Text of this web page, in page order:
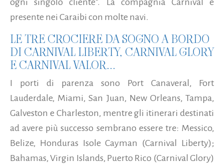
presente nei Caraibi con molte navi.
LE TRE CROCIERE DA SOGNO A BORDO
DI CARNIVAL LIBERTY, CARNIVAL GLORY
E CARNIVAL VALOR...
I porti di parenza sono Port Canaveral, Fort
Lauderdale, Miami, San Juan, New Orleans, Tampa,
Galveston e Charleston, mentre gli itinerari destinati
ad avere più successo sembrano essere tre: Messico,
Belize, Honduras Isole Cayman (Carnival Liberty);
Bahamas, Virgin Islands, Puerto Rico (Carnival Glory)